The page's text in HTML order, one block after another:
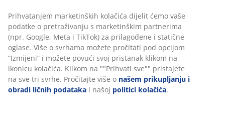
Prihvatanjem marketinških kolačića dijelit ćemo vaše
podatke o pretraživanju s marketinškim partnerima
(npr. Google, Meta i TikTok) za prilagođene i statične
oglase. Više o svrhama možete pročitati pod opcijom
“Izmijeni” i možete povući svoj pristanak klikom na
ikonicu kolačića. Klikom na ""Prihvati sve"" pristajete
na sve tri svrhe. Pročitajte više o našem prikupljanju i
obradi ličnih podataka i našoj politici kolačića.